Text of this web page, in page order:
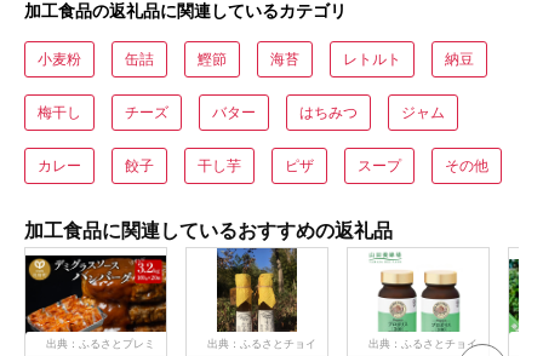
加工食品の返礼品に関連しているカテゴリ
小麦粉 缶詰 鰹節 海苔 レトルト 納豆
梅干し チーズ バター はちみつ ジャム
カレー 餃子 干し芋 ピザ スープ その他
加工食品に関連しているおすすめの返礼品
出典：ふるさとプレミ
出典：ふるさとチョイ
出典：ふるさとチョイ